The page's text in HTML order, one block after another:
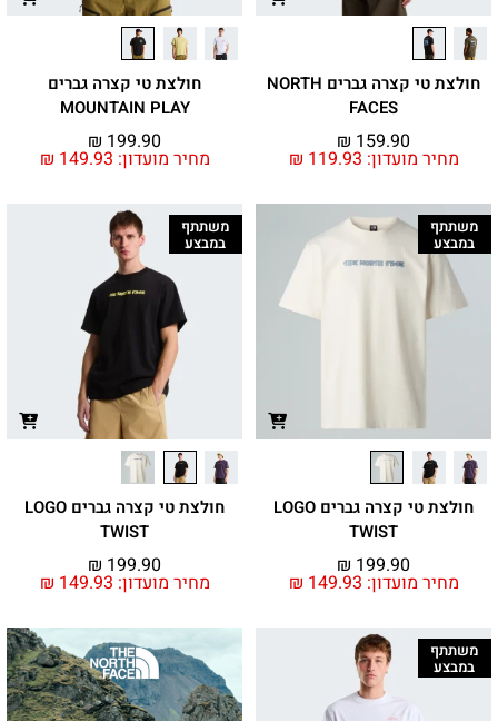
חולצת טי קצרה גברים NORTH
FACES
מחיר מועדון: ₪ 119.93
₪ 159.90
חולצת טי קצרה גברים
MOUNTAIN PLAY
מחיר מועדון: ₪ 149.93
₪ 199.90
משתתף
במבצע
חולצת טי קצרה גברים LOGO
TWIST
מחיר מועדון: ₪ 149.93
₪ 199.90
משתתף
במבצע
חולצת טי קצרה גברים LOGO
TWIST
מחיר מועדון: ₪ 149.93
₪ 199.90
משתתף
במבצע